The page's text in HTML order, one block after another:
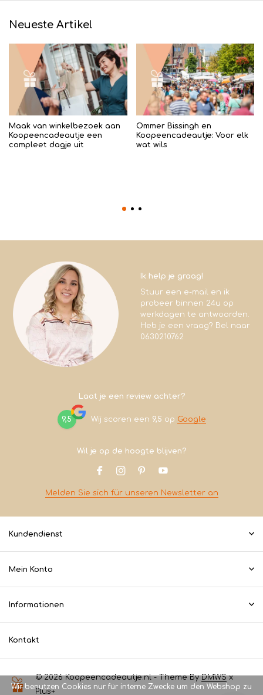
Neueste Artikel
Maak van winkelbezoek aan
Koopeencadeautje een
compleet dagje uit
Ommer Bissingh en
Koopeencadeautje: Voor elk
wat wils
Ik help je graag!
Stuur een e-mail en ik
probeer binnen 24u op
werkdagen te antwoorden.
Heb je een vraag? Bel naar
0630210762
Laat je een review achter?
9,5 Wij scoren een 9,5 op Google
Wil je op de hoogte blijven?
Melden Sie sich für unseren Newsletter an
Kundendienst
Mein Konto
Informationen
Kontakt
© 2026 Koopeencadeautje.nl - Theme ByDMWSx
Plus+
Wir benutzen Cookies nur für interne Zwecke um den Webshop zu